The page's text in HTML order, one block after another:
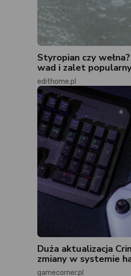
Styropian czy
wad i zalet
edithome.pl
Duża aktualizacja
zmiany w systemie
gamecorner.pl